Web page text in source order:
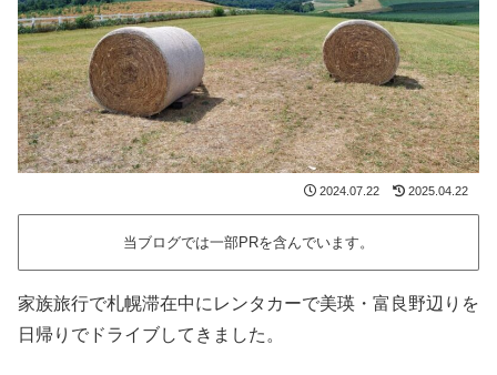
2024.07.22 2025.04.22
当ブログでは一部PRを含んでいます。
家族旅行で札幌滞在中にレンタカーで美瑛・富良野辺りを
日帰りでドライブしてきました。